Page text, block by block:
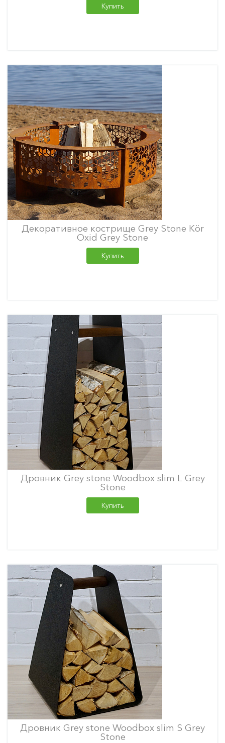
Купить
Декоративное кострище Grey Stone Kör
Oxid Grey Stone
Купить
Дровник Grey stone Woodbox slim L Grey
Stone
Купить
Дровник Grey stone Woodbox slim S Grey
Stone